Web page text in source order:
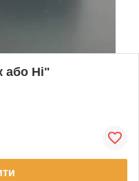
або Ні"